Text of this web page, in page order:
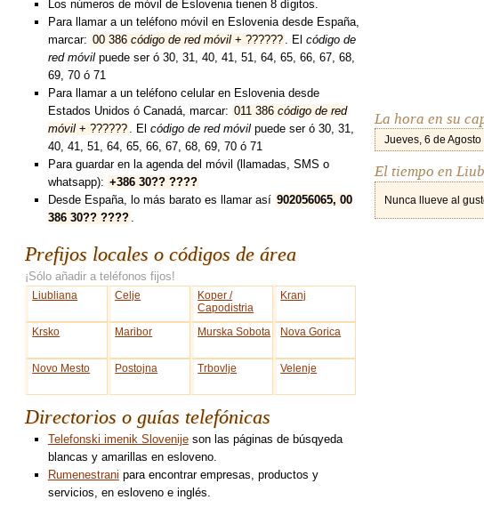
La hora en su
Jueves, 6 de
El tiempo en
Nunca llueve al
Los números de móvil de Eslovenia tienen 8 dígitos.
Para llamar a un teléfono móvil en Eslovenia desde España,
marcar: 00 386 código de red móvil+ ?????? . El código de
red móvilpuede ser ó 30, 31, 40, 41, 51, 64, 65, 66, 67, 68,
69, 70 ó 71
Para llamar a un teléfono celular en Eslovenia desde
Estados Unidos ó Canadá, marcar: 011 386 código de red
móvil+ ?????? . El código de red móvilpuede ser ó 30, 31,
40, 41, 51, 64, 65, 66, 67, 68, 69, 70 ó 71
Para guardar en la agenda del móvil (llamadas, SMS o
whatsapp): +386 30?? ????
Desde España, lo más barato es llamar así 902056065, 00
386 30?? ????
Prefijos locales o códigos de área
¡Sólo añadir a teléfonos fijos!
Liubliana Celje
Koper /
Capodistria
Kranj
Krsko Maribor Murska Sobota Nova Gorica
Novo Mesto Postojna Trbovlje Velenje
Directorios o guías telefónicas
Telefonski imenik Slovenijeson las páginas de búsqyeda
blancas y amarillas en esloveno.
Rumenestrani para encontrar empresas, productos y
servicios, en esloveno e inglés.